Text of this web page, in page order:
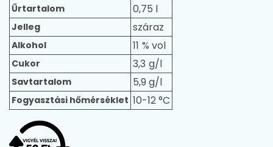
Űrtartalom 0,75 l
Jelleg száraz
Alkohol 11
Cukor 3,3
Savtartalom 5,9 g/l
Fogyasztási hőmérséklet 10-12 °C